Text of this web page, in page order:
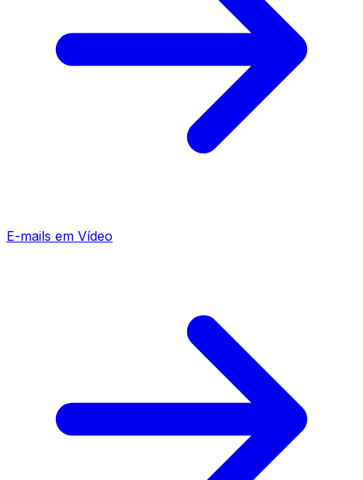
E-mails em Vídeo